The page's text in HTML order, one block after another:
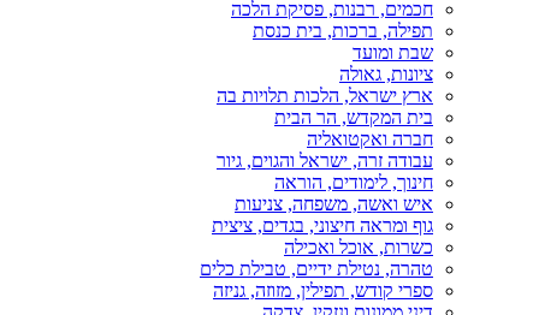
חכמים, רבנות, פסיקת הלכה
תפילה, ברכות, בית כנסת
שבת ומועד
ציונות, גאולה
ארץ ישראל, הלכות תלויות בה
בית המקדש, הר הבית
חברה ואקטואליה
עבודה זרה, ישראל והגוים, גיור
חינוך, לימודים, הוראה
איש ואשה, משפחה, צניעות
גוף ומראה חיצוני, בגדים, ציצית
כשרות, אוכל ואכילה
טהרה, נטילת ידיים, טבילת כלים
ספרי קודש, תפילין, מזוזה, גניזה